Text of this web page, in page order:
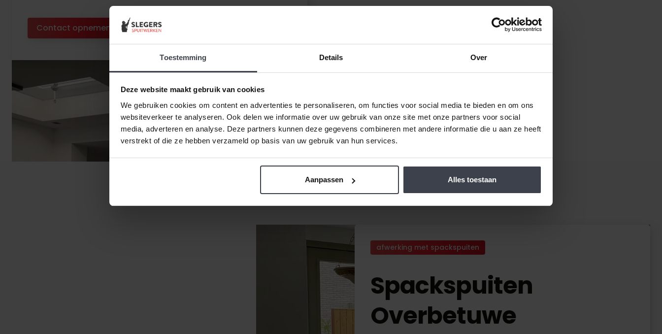
Toestemming Details Over
Deze website maakt gebruik van cookies
We gebruiken cookies om content en advertenties te personaliseren, om functies voor social media te bieden en om ons
websiteverkeer te analyseren. Ook delen we informatie over uw gebruik van onze site met onze partners voor social
media, adverteren en analyse. Deze partners kunnen deze gegevens combineren met andere informatie die u aan ze heeft
verstrekt of die ze hebben verzameld op basis van uw gebruik van hun services.
Aanpassen Alles toestaan
Contact opnemen Diensten bekijken
afwerking met spackspuiten
Spackspuiten
Overbetuwe